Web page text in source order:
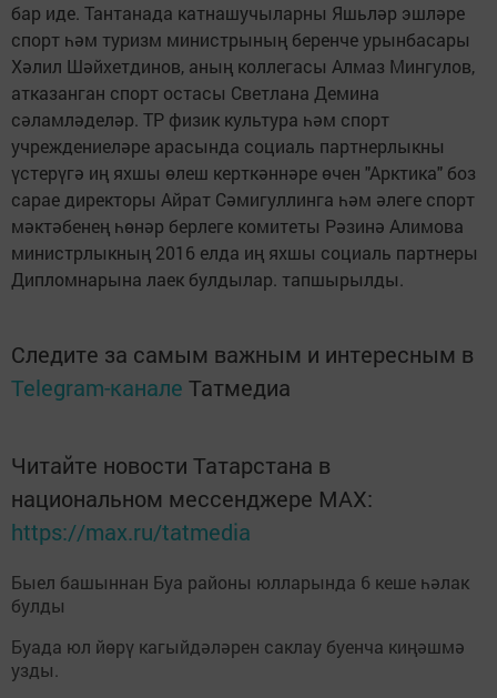
бар иде. Тантанада катнашучыларны Яшьләр эшләре
спорт һәм туризм министрының беренче урынбасары
Хәлил Шәйхетдинов, аның коллегасы Алмаз Мингулов,
атказанган спорт остасы Светлана Демина
сәламләделәр. ТР физик культура һәм спорт
учреждениеләре арасында социаль партнерлыкны
үстерүгә иң яхшы өлеш керткәннәре өчен "Арктика" боз
сарае директоры Айрат Сәмигуллинга һәм әлеге спорт
мәктәбенең һөнәр берлеге комитеты Рәзинә Алимова
министрлыкның 2016 елда иң яхшы социаль партнеры
Дипломнарына лаек булдылар. тапшырылды.
Следите за самым важным и интересным в
Telegram-канале Татмедиа
Читайте новости Татарстана в
национальном мессенджере MАХ:
https://max.ru/tatmedia
Быел башыннан Буа районы юлларында 6 кеше һәлак
булды
Буада юл йөрү кагыйдәләрен саклау буенча киңәшмә
узды.